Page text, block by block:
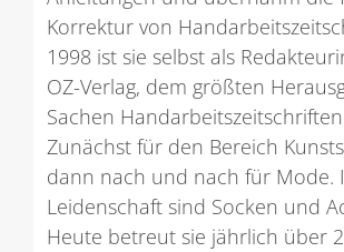
Korrektur von
1998 ist sie selbst als
OZ-Verlag, dem größten
Sachen
Zunächst für den Bereich
dann nach und nach für Mode.
Leidenschaft sind Socken und
Heute betreut sie jährlich über